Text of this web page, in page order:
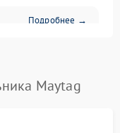
Подробнее →
Подробнее →
Maytag